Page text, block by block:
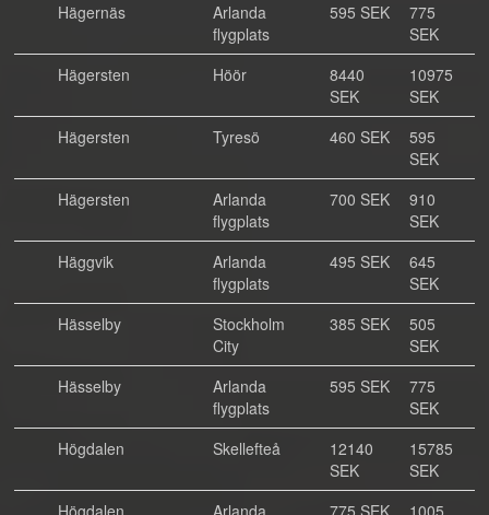
Hägernäs
Arlanda
flygplats
595 SEK
775
SEK
Hägersten
Höör
8440
SEK
10975
SEK
Hägersten
Tyresö 460 SEK
595
SEK
Hägersten
Arlanda
flygplats
700 SEK
910
SEK
Häggvik
Arlanda
flygplats
495 SEK
645
SEK
Hässelby
Stockholm
City
385 SEK
505
SEK
Hässelby
Arlanda
flygplats
595 SEK
775
SEK
Högdalen
Skellefteå
12140
SEK
15785
SEK
Högdalen
Arlanda 775 SEK 1005